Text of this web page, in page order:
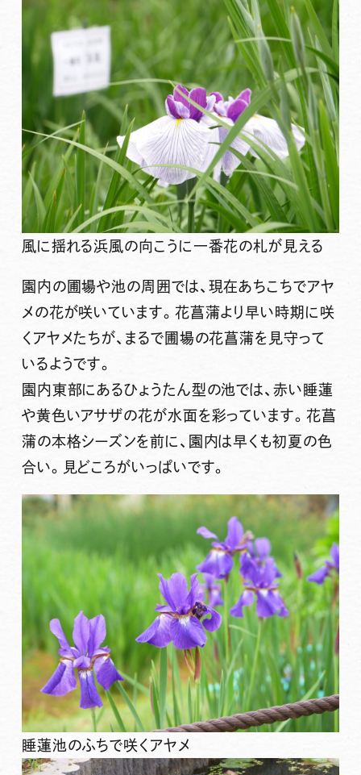
風に揺れる浜風の向こうに一番花の札が見える
園内の圃場や池の周囲では、現在あちこちでアヤ
メの花が咲いています。花菖蒲より早い時期に咲
くアヤメたちが、まるで圃場の花菖蒲を見守って
いるようです。
園内東部にあるひょうたん型の池では、赤い睡蓮
や黄色いアサザの花が水面を彩っています。花菖
蒲の本格シーズンを前に、園内は早くも初夏の色
合い。見どころがいっぱいです。
睡蓮池のふちで咲くアヤメ